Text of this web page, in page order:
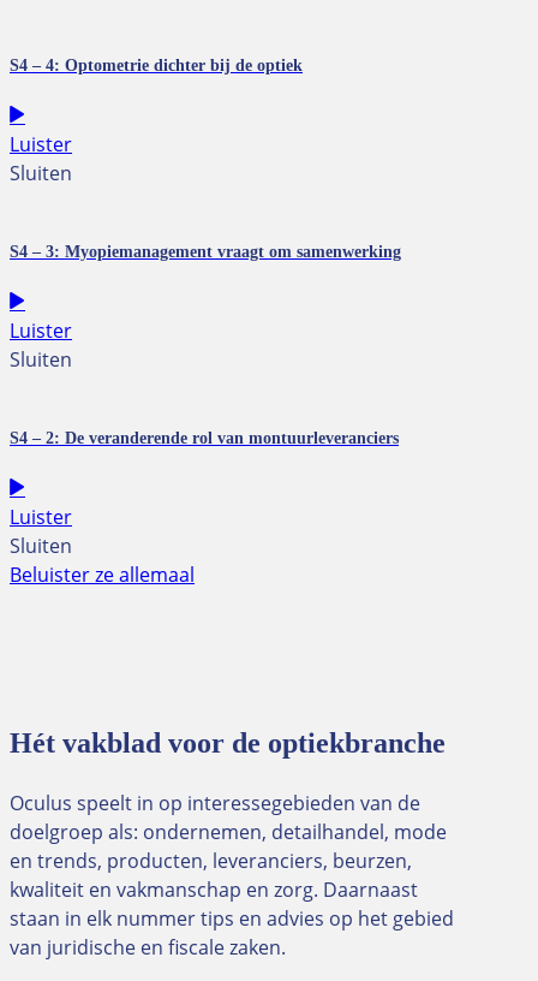
S4 – 4: Optometrie dichter bij de optiek
Luister
Sluiten
S4 – 3: Myopiemanagement vraagt om samenwerking
Luister
Sluiten
S4 – 2: De veranderende rol van montuurleveranciers
Luister
Sluiten
Beluister ze allemaal
Hét vakblad voor de optiekbranche
Oculus speelt in op interessegebieden van de
doelgroep als: ondernemen, detailhandel, mode
en trends, producten, leveranciers, beurzen,
kwaliteit en vakmanschap en zorg. Daarnaast
staan in elk nummer tips en advies op het gebied
van juridische en fiscale zaken.